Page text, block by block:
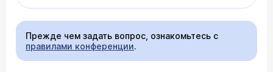
Прежде чем задать вопрос, ознакомьтесь с
правилами конференции.